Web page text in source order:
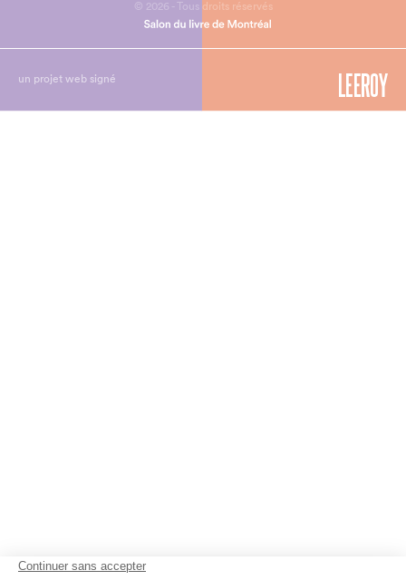
© 2026 - Tous droits réservés
un projet web signé